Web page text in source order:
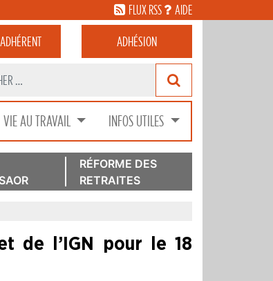
FLUX RSS AIDE
ADHÉRENT ADHÉSION
VIE AU TRAVAIL INFOS UTILES
RÉFORME DES
RETRAITES
de l’IGN pour le 18